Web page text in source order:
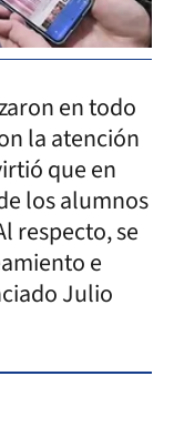
en todo
la atención
que en
los alumnos
respecto, se
e
Julio